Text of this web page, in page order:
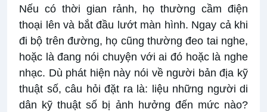
Nếu có thời gian rảnh, họ thường cầm điện
thoại lên và bắt đầu lướt màn hình. Ngay cả khi
đi bộ trên đường, họ cũng thường đeo tai nghe,
hoặc là đang nói chuyện với ai đó hoặc là nghe
nhạc. Dù phát hiện này nói về người bản địa kỹ
thuật số, câu hỏi đặt ra là: liệu những người di
dân kỹ thuật số bị ảnh hưởng đến mức nào?